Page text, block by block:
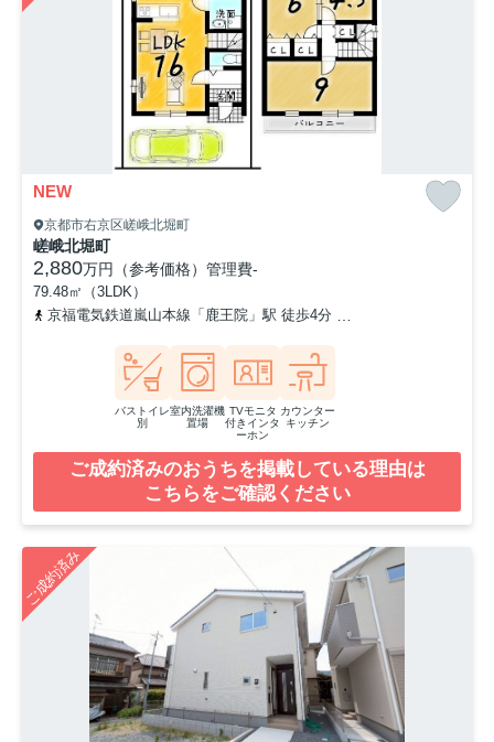
NEW
京都市右京区嵯峨北堀町
嵯峨北堀町
2,880万円（参考価格） 管理費-
79.48㎡（3LDK）
京福電気鉄道嵐山本線「鹿王院」駅 徒歩4分
バストイレ
別
室内洗濯機
置場
TVモニタ
付きインタ
ーホン
カウンター
キッチン
ご成約済みのおうちを掲載している理由は
こちらをご確認ください
ご成約済み